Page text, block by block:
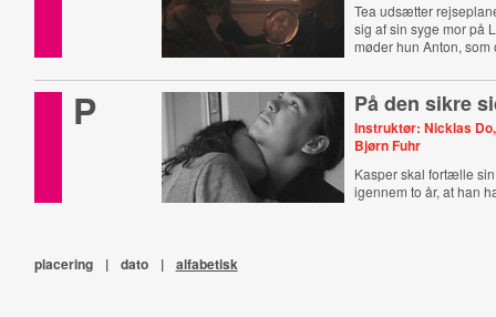
Tea udsætter
sig af sin syge mor på
møder hun Anton, som
P På den sikre
Instruktør: Nicklas
Bjørn Fuhr
Kasper skal fortælle
igennem to år, at han
placering | dato | alfabetisk